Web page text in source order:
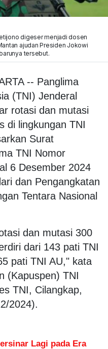
digeser menjadi dosen
ajudan Presiden Jokowi
tersebut.
-- Panglima
(TNI) Jenderal
rotasi dan mutasi
di lingkungan TNI
Surat
TNI Nomor
6 Desember 2024
dan Pengangkatan
Tentara Nasional
dan mutasi 300
dari 143 pati TNI
pati TNI AU," kata
(Kapuspen) TNI
TNI, Cilangkap,
2024).
Lagi pada Era